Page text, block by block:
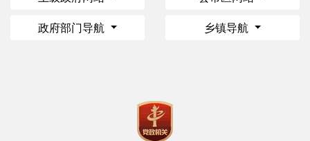
政府部门导航 乡镇导航